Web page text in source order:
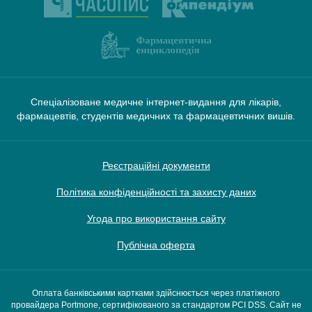
Спеціалізоване медичне інтернет-видання для лікарів,
фармацевтів, студентів медичних та фармацевтичних вишів.
Реєстраційні документи
Політика конфіденційності та захисту даних
Угода про використання сайту
Публічна оферта
Оплата банківськими картками здійснюється через платіжного
провайдера Portmone, сертифікованого за стандартом PCI DSS. Сайт не